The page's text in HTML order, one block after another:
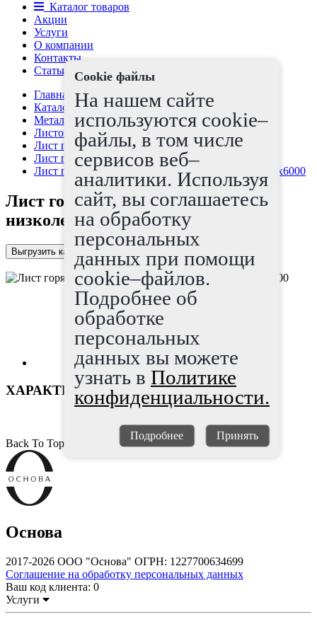
Каталог товаров
Акции
Услуги
О компании
Контакты
Статьи
Главная страница
Каталог
Металлопрокат
Листовой прокат
Лист г/к
Лист г/к низколегированный
Лист горячекатаный низколегированный 70х2000х6000
Лист горячекатаный
низколегированный 70х2000х6000
Выгрузить каталог в Excel
ХАРАКТЕРИСТИКИ
Back To Top
Основа
2017-2026 ООО "Основа" ОГРН: 1227700634699
Соглашение на обработку персональных данных
Ваш код клиента: 0
Услуги
Cookie файлы
На нашем сайте
используются cookie–
файлы, в том числе
сервисов веб–
аналитики. Используя
сайт, вы соглашаетесь
на обработку
персональных
данных при помощи
cookie–файлов.
Подробнее об
обработке
персональных
данных вы можете
узнать в Политике
конфиденциальности.
Подробнее Принять